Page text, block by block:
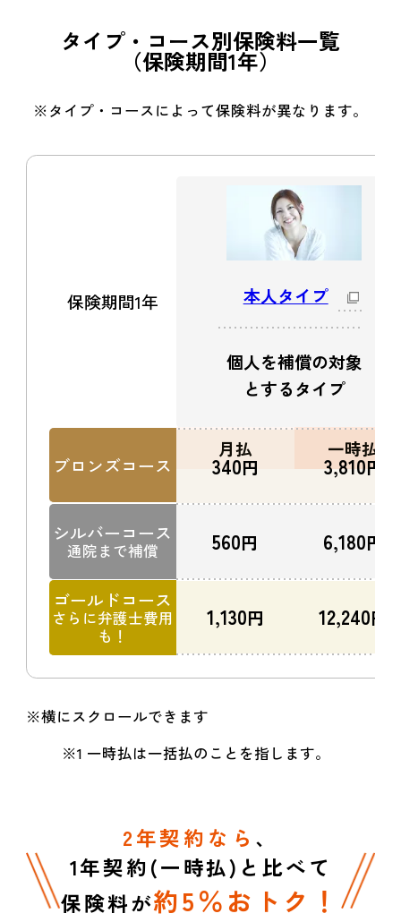
タイプ・コース別保険料一覧
（保険期間1年）
※タイプ・コースによって保険料が異なります。
保険期間1年
ブロンズコース
シルバーコース
通院まで補償
ゴールドコース
さらに弁護士費用
も！
本人タイプ
個人を補償の対象
とするタイプ
月払 一時払
340円 3,810円
560円 6,180円
1,130円 12,240円
※横にスクロールできます
※1 一時払は一括払のことを指します。
2年契約なら 、
1年契約(一時払)と比べて
保険料が約5％おトク！